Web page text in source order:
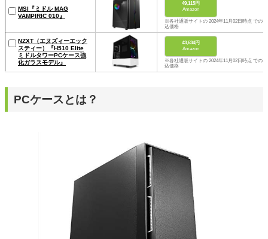
MSI『ミドル MAG
VAMPIRIC 010』
49,115円
Amazon
※各社通販サイトの 2024年11月02日時点 での税
込価格
NZXT（エヌズィーエック
スティー）『H510 Elite
ミドルタワーPCケース強
化ガラスモデル』
43,634円
Amazon
※各社通販サイトの 2024年11月02日時点 での税
込価格
PCケースとは？